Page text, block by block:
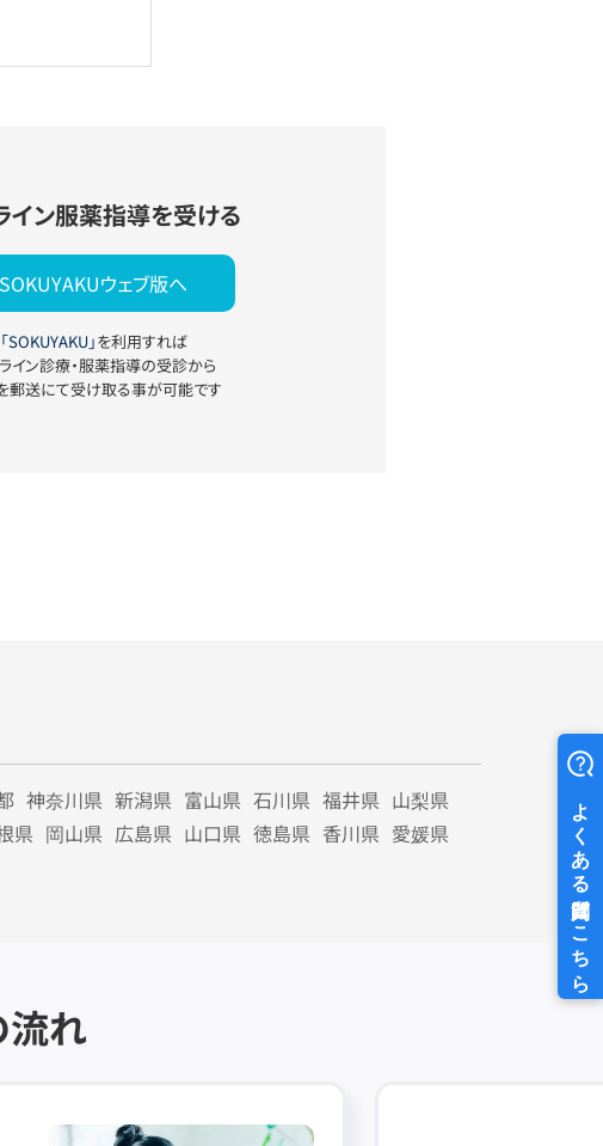
イン服薬指導を受ける
SOKUYAKUウェブ版へ
「SOKUYAKU」を利用すれば
イン診療・服薬指導の受診から
郵送にて受け取る事が可能です
神奈川県 新潟県 富山県 石川県 福井県 山梨県
県 岡山県 広島県 山口県 徳島県 香川県 愛媛県
流れ